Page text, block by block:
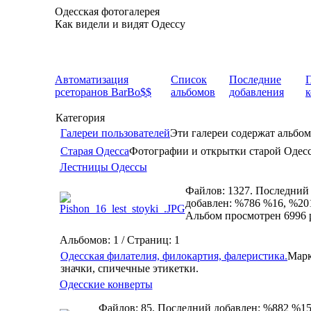
Одесская фотогалерея
Как видели и видят Одессу
Автоматизация
рсеторанов BarBo$$
Список
альбомов
Последние
добавления
Категория
Галереи пользователейЭти галереи содержат
Старая ОдессаФотографии и открытки старой
Лестницы Одессы
Файлов: 1327. Последний
добавлен: %786 %16,
Альбом просмотрен 6996
Альбомов: 1 / Страниц: 1
Одесская филателия, филокартия, фалеристика.
значки, спичечные этикетки.
Одесские конверты
Файлов: 85. Последний добавлен: %882